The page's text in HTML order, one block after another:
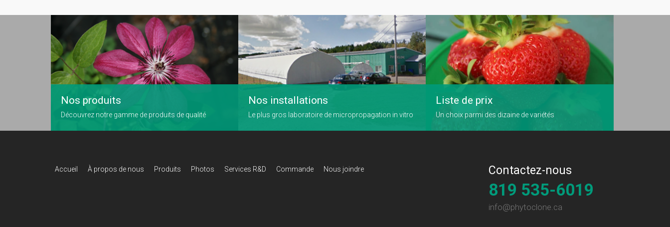
Nos produits
Découvrez notre gamme de produits de qualité
Nos installations
Le plus gros laboratoire de micropropagation in vitro
Liste de prix
Un choix parmi des dizaine de variétés
Accueil À propos de nous Produits Photos Services R&D Commande Nous joindre Contactez-nous
819 535-6019
info@phytoclone.ca